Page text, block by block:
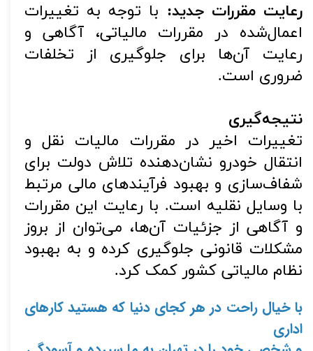
رعایت مقررات جدید: با توجه به تغییرات
اعمال‌شده در مقررات مالیاتی، آگاهی و
رعایت آن‌ها برای جلوگیری از تخلفات
ضروری است.
نتیجه‌گیری
تغییرات اخیر در مقررات مالیات نقل و
انتقال خودرو نشان‌دهنده تلاش دولت برای
شفاف‌سازی و بهبود فرآیندهای مالی مرتبط
با وسایل نقلیه است. با رعایت این مقررات
و آگاهی از جزئیات آن‌ها، می‌توان از بروز
مشکلات قانونی جلوگیری کرده و به بهبود
نظام مالیاتی کشور کمک کرد.
اداری